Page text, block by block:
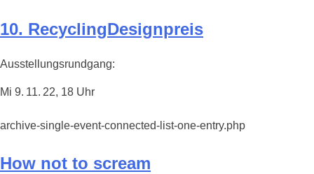
10. RecyclingDesignpreis
Ausstellungsrundgang:
Mi 9. 11. 22, 18 Uhr
archive-single-event-connected-list-one-entry.php
How not to scream